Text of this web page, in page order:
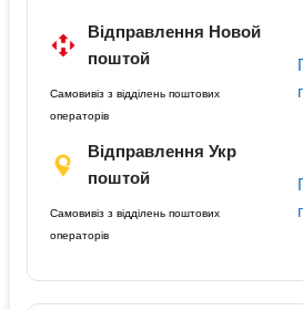
Відправлення Новой
поштой
Самовивіз з відділень поштових
операторів
Відправлення Укр
поштой
Самовивіз з відділень поштових
операторів